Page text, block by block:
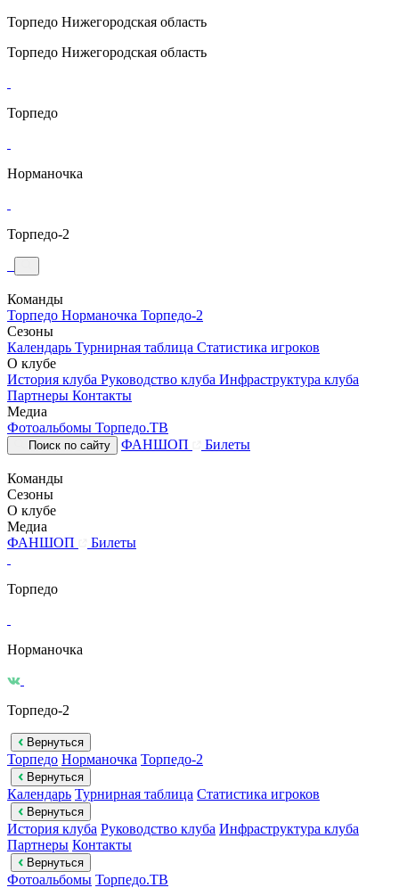
Торпедо Нижегородская область
Торпедо Нижегородская область
Торпедо
Норманочка
Торпедо-2
Команды
Торпедо Норманочка Торпедо-2
Сезоны
Календарь Турнирная таблица Статистика игроков
О клубе
История клуба Руководство клуба Инфраструктура клуба
Партнеры Контакты
Медиа
Фотоальбомы Торпедо.ТВ
Поиск по сайту ФАНШОП Билеты
Команды
Сезоны
О клубе
Медиа
ФАНШОП
Билеты
Торпедо
Норманочка
Торпедо-2
Вернуться
Торпедо Норманочка Торпедо-2
Вернуться
Календарь Турнирная таблица Статистика игроков
Вернуться
История клуба Руководство клуба Инфраструктура клуба
Партнеры Контакты
Вернуться
Фотоальбомы Торпедо.ТВ